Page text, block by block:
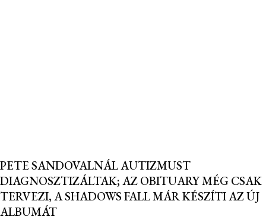
PETE SANDOVALNÁL AUTIZMUST
DIAGNOSZTIZÁLTAK; AZ OBITUARY MÉG CSAK
TERVEZI, A SHADOWS FALL MÁR KÉSZÍTI AZ ÚJ
ALBUMÁT